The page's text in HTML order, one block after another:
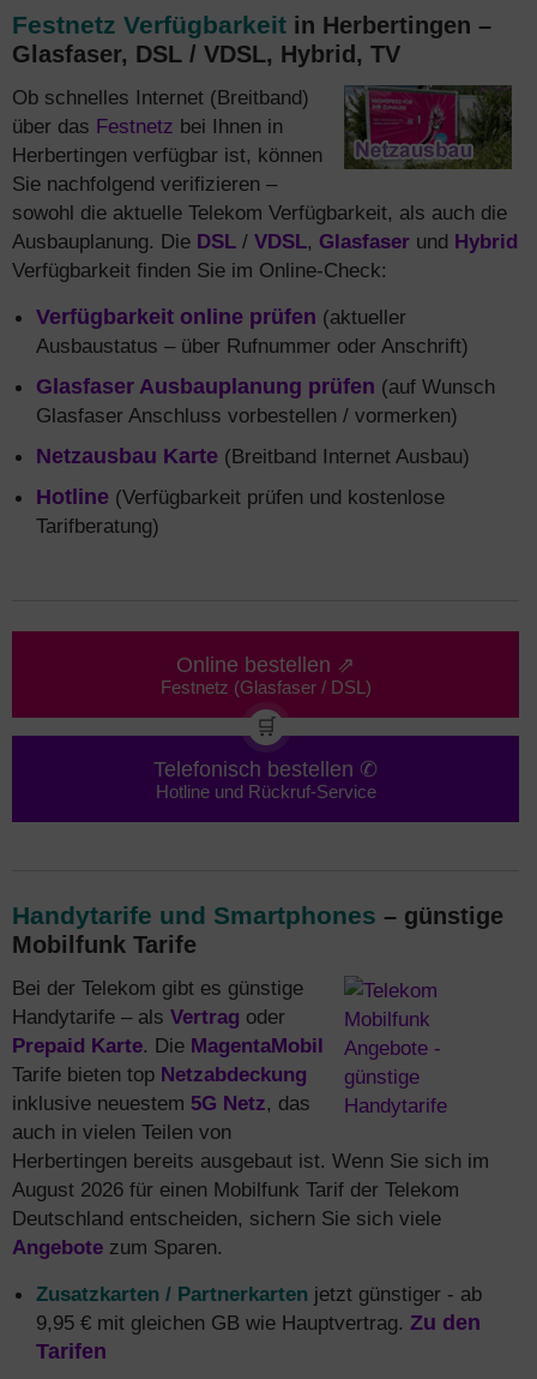
Festnetz Verfügbarkeit in Herbertingen –
Glasfaser, DSL / VDSL, Hybrid, TV
Ob schnelles Internet (Breitband)
über das Festnetz bei Ihnen in
Herbertingen verfügbar ist, können
Sie nachfolgend verifizieren –
sowohl die aktuelle Telekom Verfügbarkeit, als auch die
Ausbauplanung. Die DSL / VDSL, Glasfaser und Hybrid
Verfügbarkeit finden Sie im Online-Check:
Verfügbarkeit online prüfen (aktueller
Ausbaustatus – über Rufnummer oder Anschrift)
Glasfaser Ausbauplanung prüfen (auf Wunsch
Glasfaser Anschluss vorbestellen / vormerken)
Netzausbau Karte (Breitband Internet Ausbau)
Hotline (Verfügbarkeit prüfen und kostenlose
Tarifberatung)
Online bestellen ⇗
Festnetz (Glasfaser / DSL)
🛒
Telefonisch bestellen ✆
Hotline und Rückruf-Service
Handytarife und Smartphones – günstige
Mobilfunk Tarife
Bei der Telekom gibt es günstige
Handytarife – als Vertrag oder
Prepaid Karte. Die MagentaMobil
Tarife bieten top Netzabdeckung
inklusive neuestem 5G Netz, das
auch in vielen Teilen von
Herbertingen bereits ausgebaut ist. Wenn Sie sich im
August 2026 für einen Mobilfunk Tarif der Telekom
Deutschland entscheiden, sichern Sie sich viele
Angebote zum Sparen.
Zusatzkarten / Partnerkarten jetzt günstiger - ab
9,95 € mit gleichen GB wie Hauptvertrag. Zu den
Tarifen